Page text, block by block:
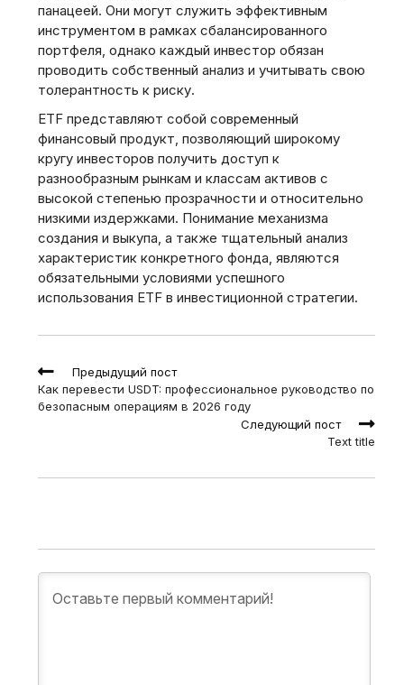
панацеей. Они могут служить эффективным
инструментом в рамках сбалансированного
портфеля‚ однако каждый инвестор обязан
проводить собственный анализ и учитывать свою
толерантность к риску.
ETF представляют собой современный
финансовый продукт‚ позволяющий широкому
кругу инвесторов получить доступ к
разнообразным рынкам и классам активов с
высокой степенью прозрачности и относительно
низкими издержками. Понимание механизма
создания и выкупа‚ а также тщательный анализ
характеристик конкретного фонда‚ являются
обязательными условиями успешного
использования ETF в инвестиционной стратегии.
Read
more
articles
Предыдущий пост
Как перевести USDT: профессиональное руководство по
безопасным операциям в 2026 году
Следующий пост
Text title